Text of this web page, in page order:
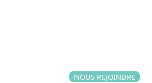
NOUS REJOINDRE